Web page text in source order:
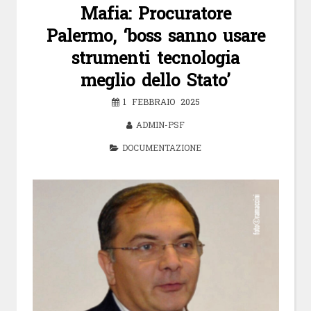
Mafia: Procuratore
Palermo, ‘boss sanno usare
strumenti tecnologia
meglio dello Stato’
1 FEBBRAIO 2025
ADMIN-PSF
DOCUMENTAZIONE